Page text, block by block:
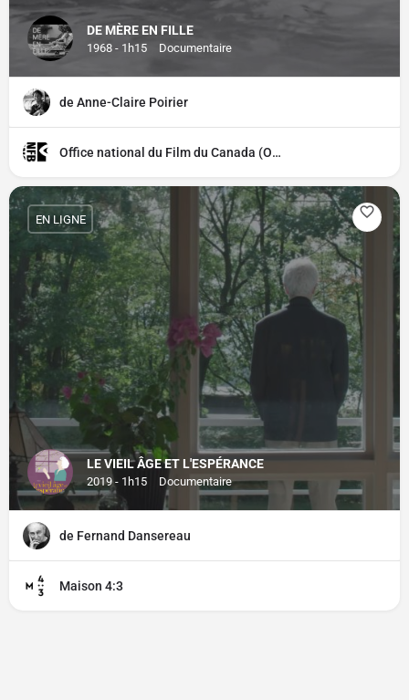
DE MÈRE EN FILLE
1968 - 1h15 Documentaire
de Anne-Claire Poirier
Office national du Film du Canada (ONF)
LE VIEIL ÂGE ET L'ESPÉRANCE
2019 - 1h15 Documentaire
EN LIGNE
de Fernand Dansereau
Maison 4:3